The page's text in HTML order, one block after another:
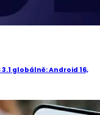
globálně: Android 16,